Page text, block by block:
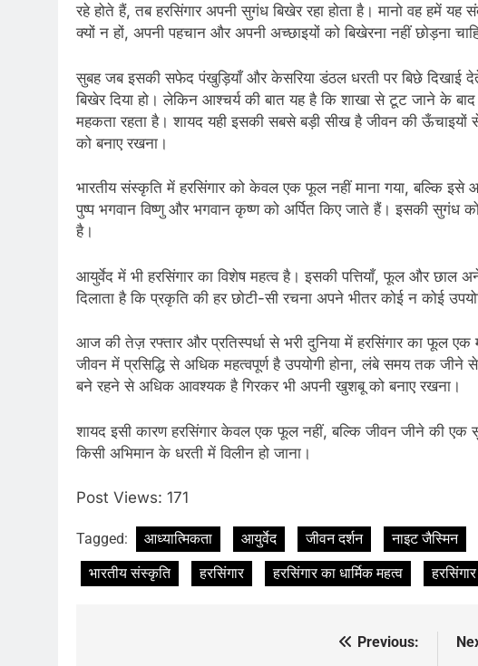
रहे होते हैं, तब हरसिंगार अपनी सुगंध बिखेर रहा होता है। मानो वह हमें यह
क्यों न हों, अपनी पहचान और अपनी अच्छाइयों को बिखेरना नहीं छोड़ना
सुबह जब इसकी सफेद पंखुड़ियाँ और केसरिया डंठल धरती पर बिछे दिखाई
बिखेर दिया हो। लेकिन आश्चर्य की बात यह है कि शाखा से टूट जाने के
महकता रहता है। शायद यही इसकी सबसे बड़ी सीख है जीवन की
को बनाए रखना।
भारतीय संस्कृति में हरसिंगार को केवल एक फूल नहीं माना गया, बल्कि
पुष्प भगवान विष्णु और भगवान कृष्ण को अर्पित किए जाते हैं। इसकी सुगंध
है।
आयुर्वेद में भी हरसिंगार का विशेष महत्व है। इसकी पत्तियाँ, फूल और छाल
दिलाता है कि प्रकृति की हर छोटी-सी रचना अपने भीतर कोई न कोई
आज की तेज़ रफ्तार और प्रतिस्पर्धा से भरी दुनिया में हरसिंगार का फूल
जीवन में प्रसिद्धि से अधिक महत्वपूर्ण है उपयोगी होना, लंबे समय तक
बने रहने से अधिक आवश्यक है गिरकर भी अपनी खुशबू को बनाए रखना।
शायद इसी कारण हरसिंगार केवल एक फूल नहीं, बल्कि जीवन जीने की एक
किसी अभिमान के धरती में विलीन हो जाना।
Post Views: 171
Tagged: आध्यात्मिकता आयुर्वेद जीवन दर्शन नाइट जैस्मिन
भारतीय संस्कृति
हरसिंगार हरसिंगार का धार्मिक महत्व
Previous: